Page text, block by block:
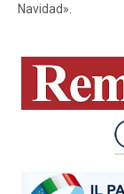
Navidad».